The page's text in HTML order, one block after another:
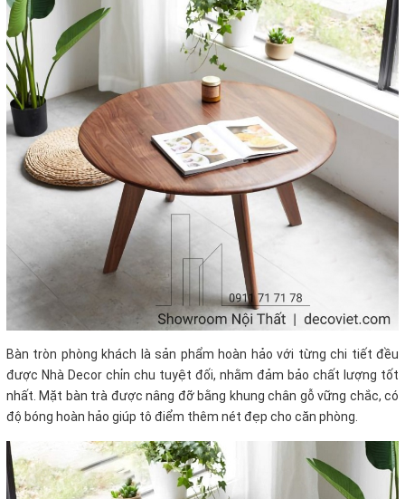
Bàn tròn phòng khách là sản phẩm hoàn hảo với từng chi tiết đều
được Nhà Decor chỉn chu tuyệt đối, nhằm đảm bảo chất lượng tốt
nhất. Mặt bàn trà được nâng đỡ bằng khung chân gỗ vững chắc, có
độ bóng hoàn hảo giúp tô điểm thêm nét đẹp cho căn phòng.